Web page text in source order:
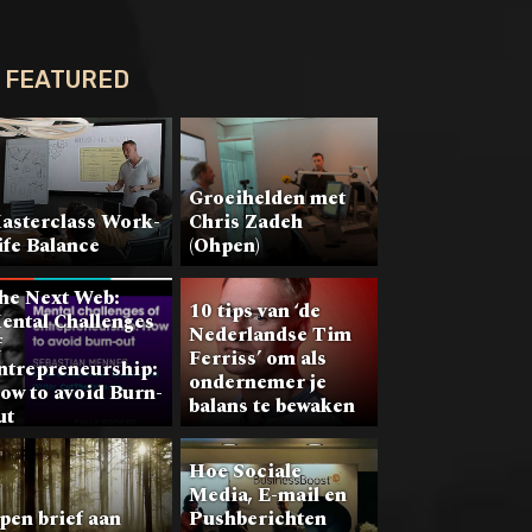
FEATURED
Work-
Balance
Next Web:
Challenges
to avoid Burn-
brief aan
Groeihelden met
Chris Zadeh
(Ohpen)
10 tips van ‘de
Nederlandse Tim
Ferriss’ om als
ondernemer je
balans te bewaken
Hoe Sociale
Media, E-mail en
Pushberichten